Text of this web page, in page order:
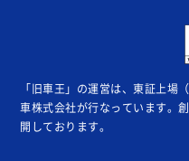
「旧車王」の運営は、東証上場
車株式会社が行なっています。
開しております。